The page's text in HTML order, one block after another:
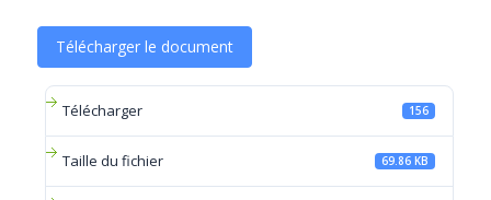
Télécharger le document
Télécharger 156
Taille du fichier 69.86 KB